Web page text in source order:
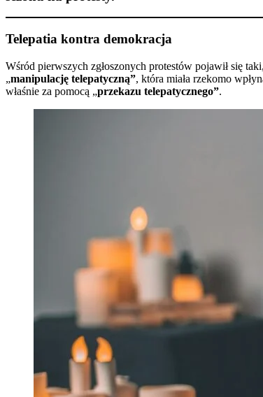
Telepatia kontra demokracja
Wśród pierwszych zgłoszonych protestów pojawił się
„manipulację telepatyczną”, która miała rzekomo
właśnie za pomocą „przekazu telepatycznego”.